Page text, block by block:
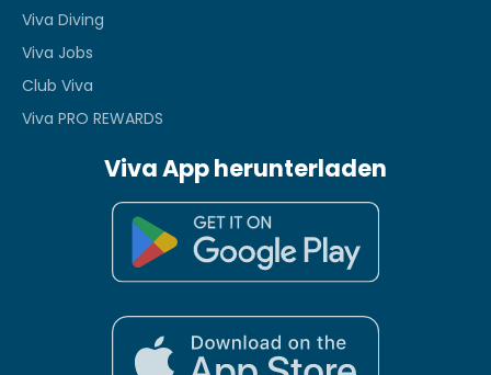
Viva Diving
Viva Jobs
Club Viva
Viva PRO REWARDS
Viva App herunterladen